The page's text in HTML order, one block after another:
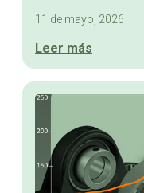
11 de mayo, 2026
Leer más